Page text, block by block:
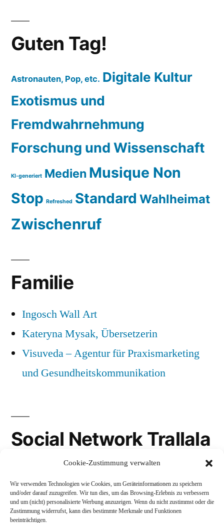
Cookie-Zustimmung verwalten
Wir verwenden Technologien wie Cookies, um Geräteinformationen zu speichern
und/oder darauf zuzugreifen. Wir tun dies, um das Browsing-Erlebnis zu verbessern
und um (nicht) personalisierte Werbung anzuzeigen. Wenn du nicht zustimmst oder die
Zustimmung widerrufst, kann dies bestimmte Merkmale und Funktionen
beeinträchtigen.
Guten Tag!
Astronauten, Pop, etc. Digitale Kultur
Exotismus und
Fremdwahrnehmung
Forschung und Wissenschaft
KI-generiert Medien Musique Non
Stop Refreshed Standard Wahlheimat
Zwischenruf
Familie
Ingosch Wall Art
Kateryna Mysak, Übersetzerin
Visuveda – Agentur für Praxismarketing
und Gesundheitskommunikation
Social Network Trallala
LinkedIn
Mastodon